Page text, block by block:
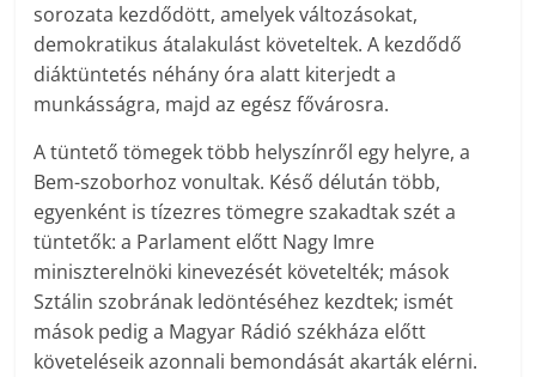
sorozata kezdődött, amelyek változásokat,
demokratikus átalakulást követeltek. A kezdődő
diáktüntetés néhány óra alatt kiterjedt a
munkásságra, majd az egész fővárosra.
A tüntető tömegek több helyszínről egy helyre, a
Bem-szoborhoz vonultak. Késő délután több,
egyenként is tízezres tömegre szakadtak szét a
tüntetők: a Parlament előtt Nagy Imre
miniszterelnöki kinevezését követelték; mások
Sztálin szobrának ledöntéséhez kezdtek; ismét
mások pedig a Magyar Rádió székháza előtt
követeléseik azonnali bemondását akarták elérni.